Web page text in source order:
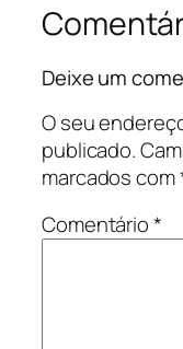
Deixe um
O seu
publicado.
marcados com
Comentário*